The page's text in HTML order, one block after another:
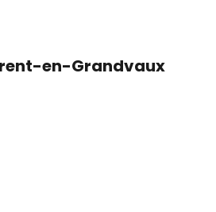
en-Grandvaux